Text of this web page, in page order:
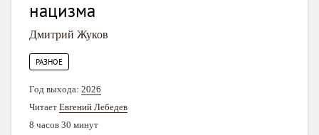
нацизма
Дмитрий Жуков
РАЗНОЕ
Год выхода: 2026
Читает Евгений Лебедев
8 часов 30 минут